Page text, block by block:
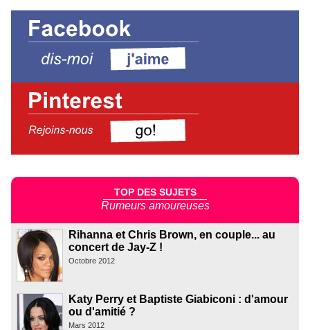
TOP DES SUJETS
Rumeurs amoureuses
Rihanna et Chris Brown, en couple... au
concert de Jay-Z !
Octobre 2012
Katy Perry et Baptiste Giabiconi : d'amour
ou d'amitié ?
Mars 2012